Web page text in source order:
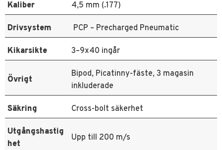
Kaliber 4,5 mm (.177)
Drivsystem PCP – Precharged Pneumatic
Kikarsikte 3–9x40 ingår
Övrigt
Bipod, Picatinny-fäste, 3 magasin
inkluderade
Säkring Cross-bolt säkerhet
Utgångshastig
het
Upp till 200 m/s